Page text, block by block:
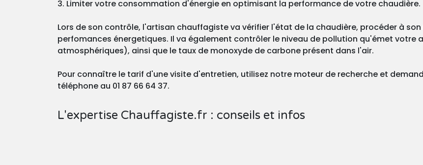
3. Limiter votre consommation d'énergie en optimisant la performance de votre chaudière.
Lors de son contrôle, l'artisan chauffagiste va vérifier l'état de la chaudière, procéder à
perfomances énergetiques. Il va également contrôler le niveau de pollution qu'émet
atmosphériques), ainsi que le taux de monoxyde de carbone présent dans l'air.
Pour connaître le tarif d'une visite d'entretien, utilisez notre moteur de recherche et
téléphone au 01 87 66 64 37.
L'expertise Chauffagiste.fr : conseils et infos